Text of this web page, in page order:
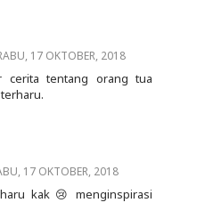
17 OKTOBER, 2018
cerita tentang orang tua
17 OKTOBER, 2018
kak 😢 menginspirasi